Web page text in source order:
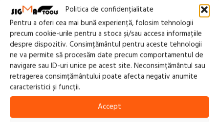
Politica de confidențialitate
Pentru a oferi cea mai bună experiență, folosim tehnologii
precum cookie-urile pentru a stoca și/sau accesa informațiile
despre dispozitiv. Consimțământul pentru aceste tehnologii
ne va permite să procesăm date precum comportamentul de
navigare sau ID-uri unice pe acest site. Neconsimțământul sau
retragerea consimțământului poate afecta negativ anumite
caracteristici și funcții.
Accept
Compresor cu surub tip LIGHT
SILVER 10, 8 bar
20.993,50 lei 19.360,00leiTVA
inclus
ADAUGĂ ÎN COȘ